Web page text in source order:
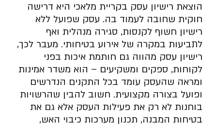
הוצאת רישיון עסק בקריית מלאכי היא דרישה
חוקית שחובה לעמוד בה. עסק שפועל ללא
רישיון חשוף לקנסות, סגירה מנהלית ואף
לתביעות במקרה של אירוע בטיחותי. מעבר לכך,
רישיון עסק מהווה גם חותמת איכות בפני
לקוחות, ספקים ומשקיעים – הוא משדר אמינות
ומראה שהעסק עומד בכל התקנים הנדרשים
ופועל בצורה מקצועית. חשוב להבין שהרשויות
בוחנות לא רק את פעילות העסק אלא גם את
בטיחות המבנה, תכנון מערכות כיבוי האש,